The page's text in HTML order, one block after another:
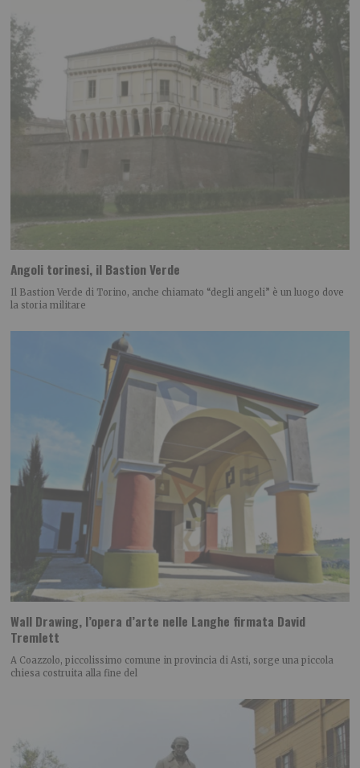
Angoli torinesi, il Bastion Verde
Il Bastion Verde di Torino, anche chiamato “degli angeli” è un luogo dove
la storia militare
Wall Drawing, l’opera d’arte nelle Langhe firmata David
Tremlett
A Coazzolo, piccolissimo comune in provincia di Asti, sorge una piccola
chiesa costruita alla fine del